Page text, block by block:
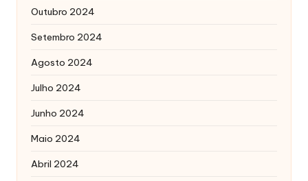
Outubro 2024
Setembro 2024
Agosto 2024
Julho 2024
Junho 2024
Maio 2024
Abril 2024